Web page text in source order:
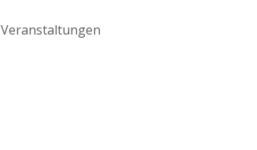
Veranstaltungen